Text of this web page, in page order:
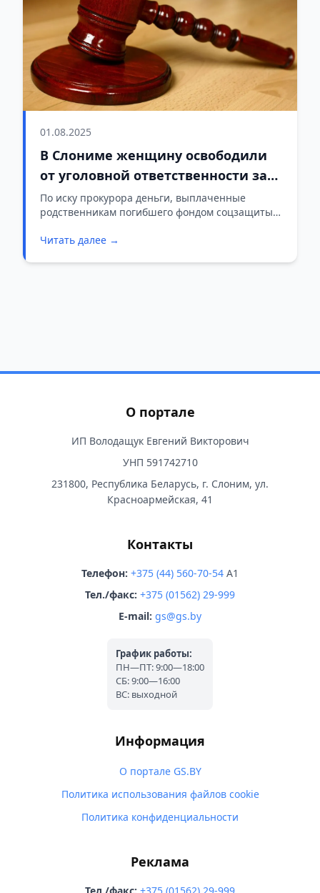
01.08.2025
В Слониме женщину освободили
от уголовной ответственности за
ДТП со смертельным исходом
благодаря амнистии
По иску прокурора деньги, выплаченные
родственникам погибшего фондом соцзащиты,
Читать далее →
О портале
ИП Володащук Евгений Викторович
УНП 591742710
231800, Республика Беларусь, г. Слоним, ул.
Красноармейская, 41
Контакты
Телефон: +375 (44) 560-70-54 A1
Тел./факс: +375 (01562) 29-999
E-mail: gs@gs.by
График работы:
ПН—ПТ: 9:00—18:00
СБ: 9:00—16:00
ВС: выходной
Информация
О портале GS.BY
Политика использования файлов cookie
Политика конфиденциальности
Реклама